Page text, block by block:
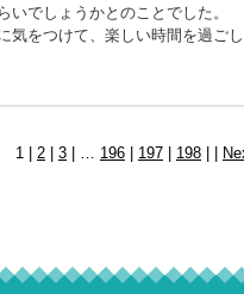
でしょうかとのことでした。
気をつけて、楽しい時間を過ご
1 | 2 3 | … 196 197 198